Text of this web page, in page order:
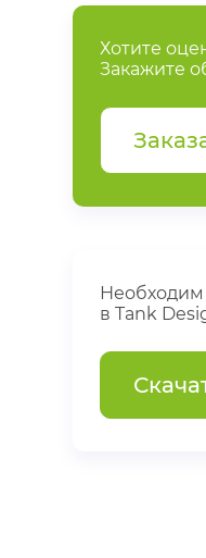
Хотите
Закажите
Необходим
в Tank